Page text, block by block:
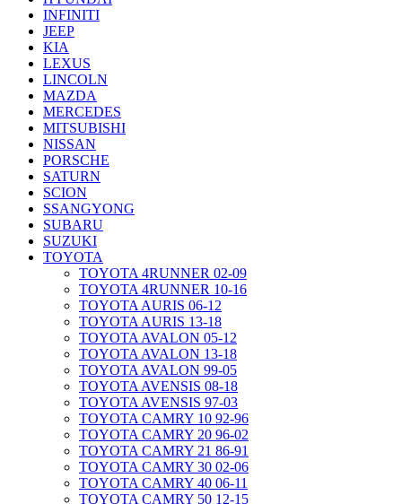
INFINITI
JEEP
KIA
LEXUS
LINCOLN
MAZDA
MERCEDES
MITSUBISHI
NISSAN
PORSCHE
SATURN
SCION
SSANGYONG
SUBARU
SUZUKI
TOYOTA
TOYOTA 4RUNNER 02-09
TOYOTA 4RUNNER 10-16
TOYOTA AURIS 06-12
TOYOTA AURIS 13-18
TOYOTA AVALON 05-12
TOYOTA AVALON 13-18
TOYOTA AVALON 99-05
TOYOTA AVENSIS 08-18
TOYOTA AVENSIS 97-03
TOYOTA CAMRY 10 92-96
TOYOTA CAMRY 20 96-02
TOYOTA CAMRY 21 86-91
TOYOTA CAMRY 30 02-06
TOYOTA CAMRY 40 06-11
TOYOTA CAMRY 50 12-15